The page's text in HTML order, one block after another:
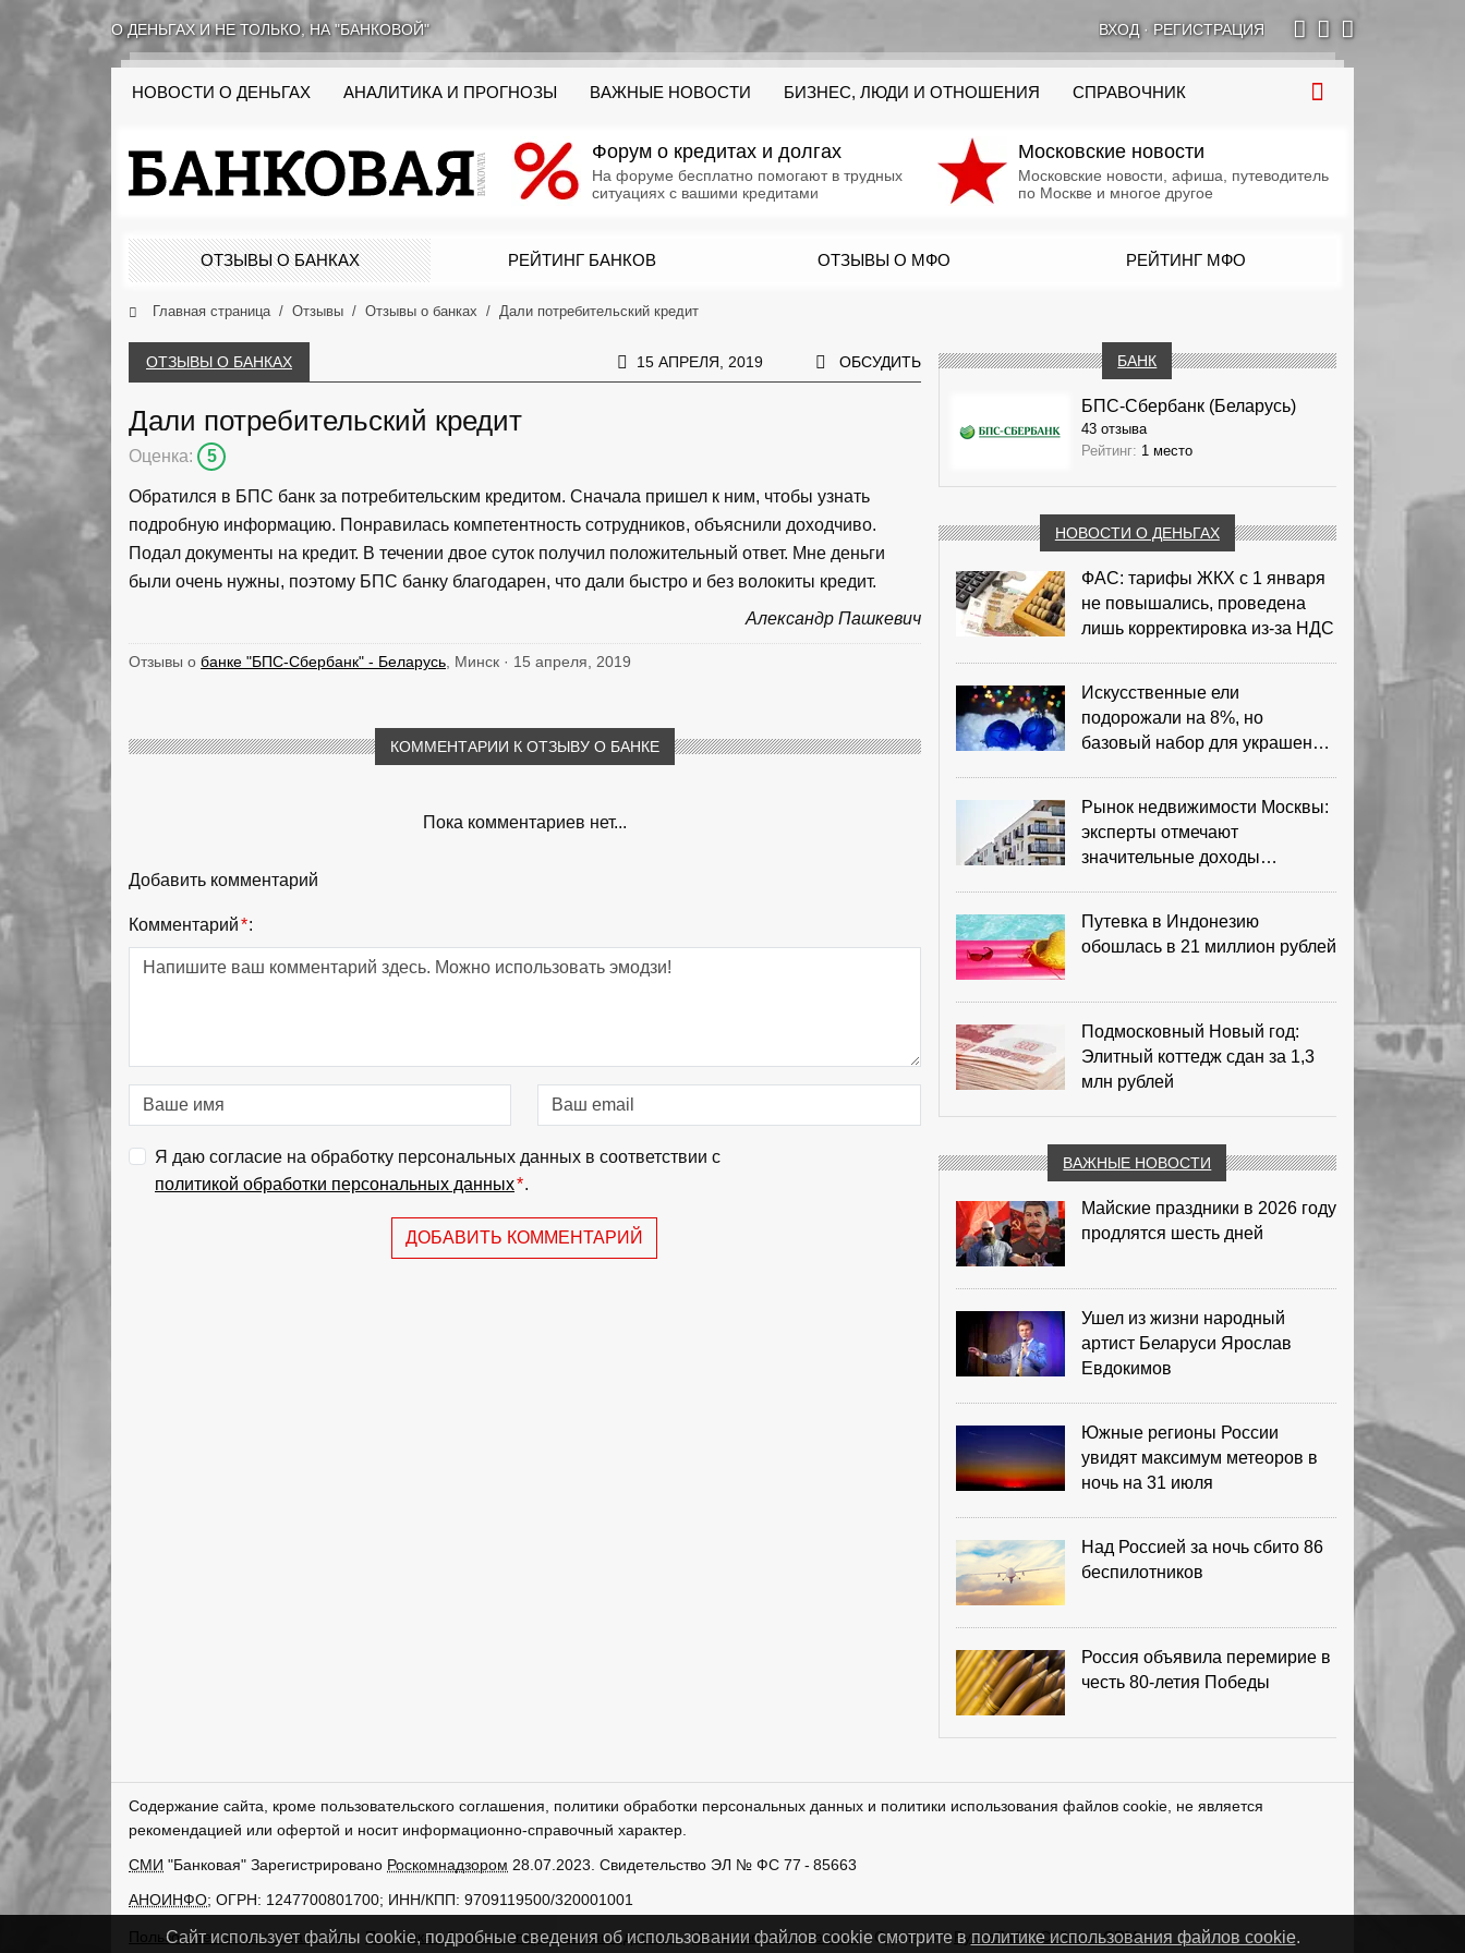
О ДЕНЬГАХ И НЕ ТОЛЬКО, НА "БАНКОВОЙ" ВХОД· РЕГИСТРАЦИЯ
НОВОСТИ О ДЕНЬГАХ АНАЛИТИКА И ПРОГНОЗЫ ВАЖНЫЕ НОВОСТИ БИЗНЕС, ЛЮДИ И ОТНОШЕНИЯ СПРАВОЧНИК
Форум о кредитах и долгах
На форуме бесплатно помогают в трудных
ситуациях с вашими кредитами
Московские новости
Московские новости, афиша, путеводитель
по Москве и многое другое
ОТЗЫВЫ О БАНКАХ РЕЙТИНГ БАНКОВ ОТЗЫВЫ О МФО РЕЙТИНГ МФО
Главная страница Отзывы Отзывы о банках Дали потребительский кредит
ОТЗЫВЫ О БАНКАХ 15 АПРЕЛЯ, 2019 ОБСУДИТЬ
Дали потребительский кредит
Оценка: 5
Обратился в БПС банк за потребительским кредитом. Сначала пришел к ним, чтобы узнать
подробную информацию. Понравилась компетентность сотрудников, объяснили доходчиво.
Подал документы на кредит. В течении двое суток получил положительный ответ. Мне деньги
были очень нужны, поэтому БПС банку благодарен, что дали быстро и без волокиты кредит.
Александр Пашкевич
Отзывы о банке "БПС-Сбербанк" - Беларусь , Минск · 15 апреля, 2019
КОММЕНТАРИИ К ОТЗЫВУ О БАНКЕ
Пока комментариев нет...
Добавить комментарий
Комментарий*:
Я даю согласие на обработку персональных данных в соответствии с
политикой обработки персональных данных*.
ДОБАВИТЬ КОММЕНТАРИЙ
БАНК
БПС-Сбербанк (Беларусь)
43 отзыва
Рейтинг: 1 место
НОВОСТИ О ДЕНЬГАХ
ФАС: тарифы ЖКХ с 1 января
не повышались, проведена
лишь корректировка из‑за НДС
Искусственные ели
подорожали на 8%, но
базовый набор для украшения
Рынок недвижимости Москвы:
эксперты отмечают
значительные доходы
Путевка в Индонезию
обошлась в 21 миллион рублей
Подмосковный Новый год:
Элитный коттедж сдан за 1,3
млн рублей
ВАЖНЫЕ НОВОСТИ
Майские праздники в 2026 году
продлятся шесть дней
Ушел из жизни народный
артист Беларуси Ярослав
Евдокимов
Южные регионы России
увидят максимум метеоров в
ночь на 31 июля
Над Россией за ночь сбито 86
беспилотников
Россия объявила перемирие в
честь 80-летия Победы
Содержание сайта, кроме пользовательского соглашения, политики обработки персональных данных и политики использования файлов cookie, не является
рекомендацией или офертой и носит информационно-справочный характер.
СМИ "Банковая" Зарегистрировано Роскомнадзором 28.07.2023. Свидетельство ЭЛ № ФС 77 - 85663
АНОИНФО; ОГРН: 1247700801700; ИНН/КПП: 9709119500/320001001
Пользовательское соглашение Политика обработки персональных данных Использование cookies Сделано вРунетЛаб – Сайты и CRM
Сайт использует файлы cookie, подробные сведения об использовании файлов cookie смотрите вполитике использования файлов cookie.